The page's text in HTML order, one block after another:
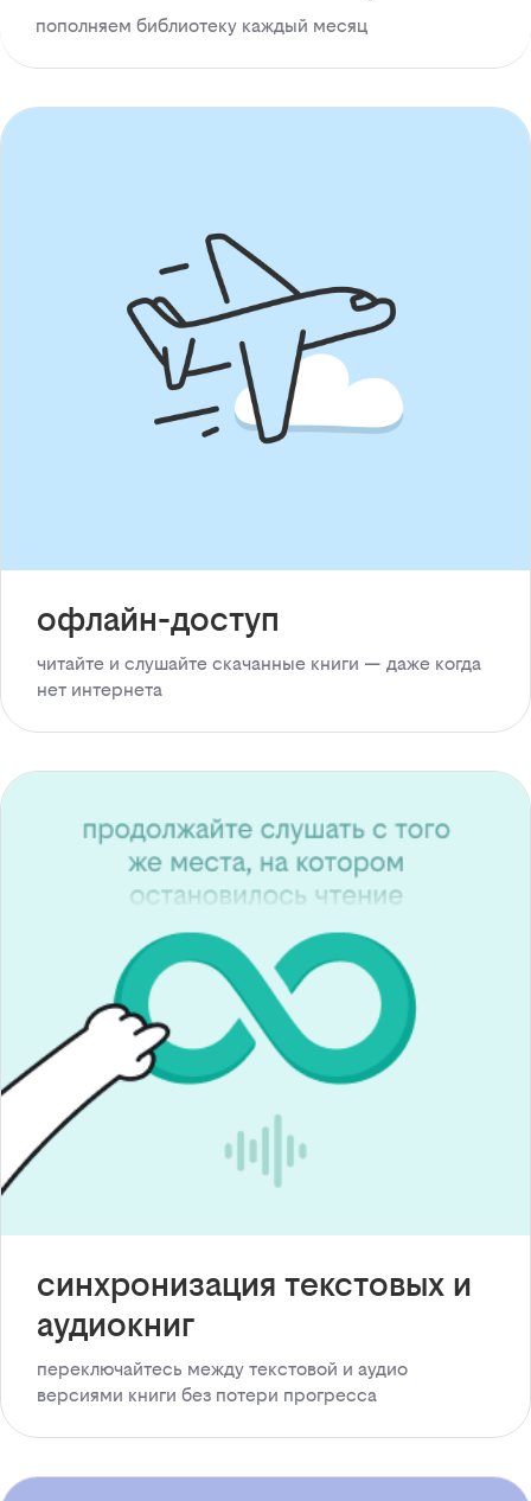
пополняем библиотеку каждый месяц
офлайн-доступ
читайте и слушайте скачанные книги — даже когда
нет интернета
синхронизация текстовых и
аудиокниг
переключайтесь между текстовой и аудио
версиями книги без потери прогресса